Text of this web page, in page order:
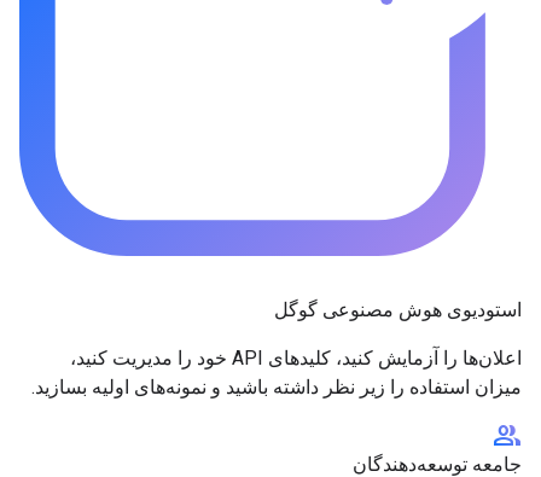
استودیوی هوش مصنوعی گوگل
اعلان‌ها را آزمایش کنید، کلیدهای API خود را مدیریت کنید،
میزان استفاده را زیر نظر داشته باشید و نمونه‌های اولیه بسازید.
group
جامعه توسعه‌دهندگان